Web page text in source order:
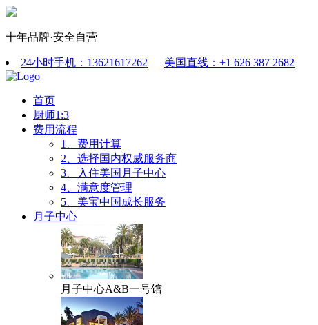
十年品牌·安全自营
24小时手机：13621617262 美国直线：+1 626 387 2682
首页
厨师1:3
费用流程
1、费用计算
2、选择国内权威服务商
3、入住美国月子中心
4、满意度管理
5、美宝中国成长服务
月子中心
月子中心A&B一号馆